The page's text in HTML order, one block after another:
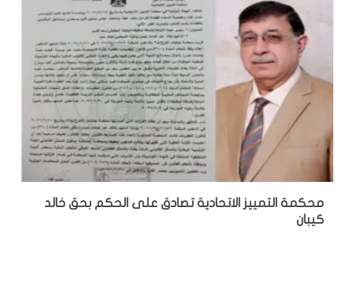
محكمة التمييز الاتحادية تصادق على الحكم بحق خالد
كيبان